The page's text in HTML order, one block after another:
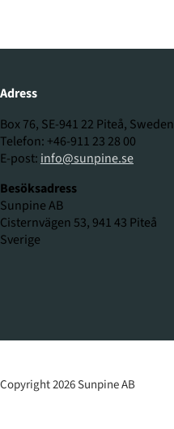
Adress
Box 76, SE-941 22 Piteå, Sweden
Telefon: +46-911 23 28 00
E-post: info@sunpine.se
Besöksadress
Sunpine AB
Cisternvägen 53, 941 43 Piteå
Sverige
Copyright 2026 Sunpine AB